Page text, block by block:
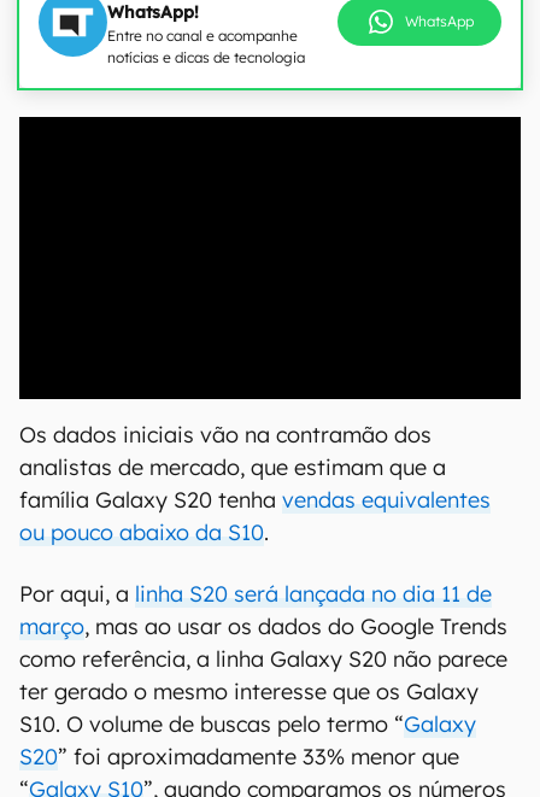
WhatsApp!
Entre no canal e acompanhe
notícias e dicas de tecnologia
WhatsApp
Os dados iniciais vão na contramão dos
analistas de mercado, que estimam que a
família Galaxy S20 tenha vendas equivalentes
ou pouco abaixo da S10.
Por aqui, a linha S20 será lançada no dia 11 de
março, mas ao usar os dados do Google Trends
como referência, a linha Galaxy S20 não parece
ter gerado o mesmo interesse que os Galaxy
S10. O volume de buscas pelo termo “Galaxy
S20” foi aproximadamente 33% menor que
“Galaxy S10”, quando comparamos os números